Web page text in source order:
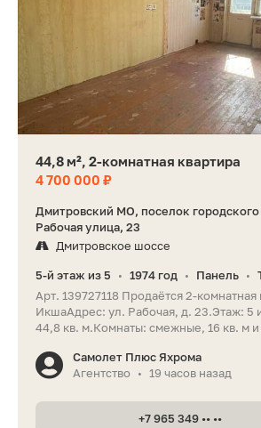
44,8 м², 2-комнатная квартира
4 700 000 ₽
Дмитровский МО, поселок
Рабочая улица, 23
Дмитровское шоссе
5-й этаж из 5 • 1974 год • Панель •
Арт. 139727118 Продаётся 2-комнатная
ИкшаАдрес: ул. Рабочая, д. 23.Этаж: 5
44,8 кв. м.Комнаты: смежные, 16 кв. м и
Самолет Плюс Яхрома
Агентство
• 19 часов назад
+7 965 349 •• ••